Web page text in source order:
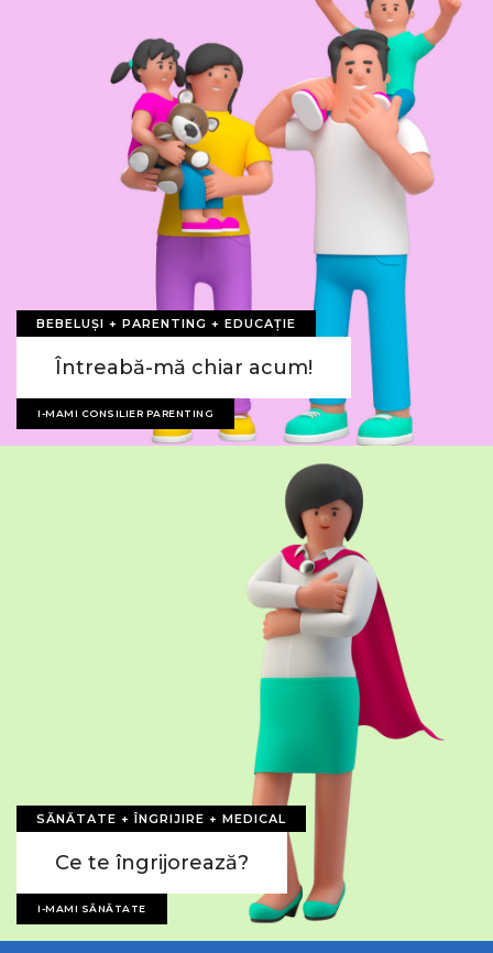
BEBELUȘI + PARENTING + EDUCAȚIE
Întreabă-mă chiar acum!
I-MAMI CONSILIER PARENTING
SĂNĂTATE + ÎNGRIJIRE + MEDICAL
Ce te îngrijorează?
I-MAMI SĂNĂTATE